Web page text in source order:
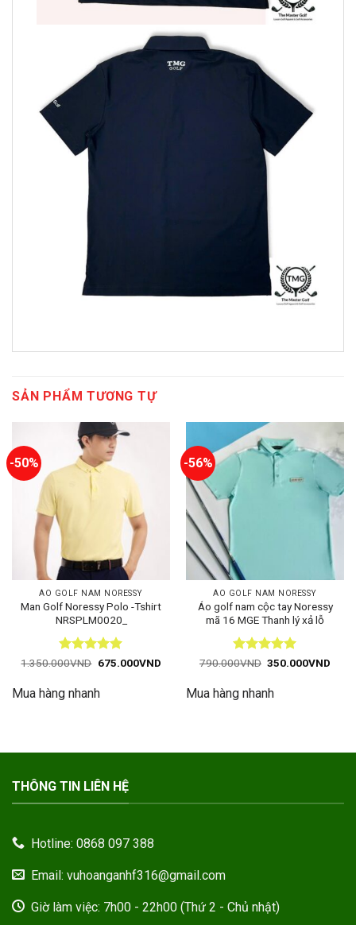
SẢN PHẨM TƯƠNG TỰ
-50%
ÁO GOLF NAM NORESSY
Man Golf Noressy Polo -Tshirt
NRSPLM0020_
Được xếp
sao
1.350.000VND Giá
1.350.000VND.
675.000VNDGiá
Mua hàng nhanh
-56%
ÁO GOLF NAM NORESSY
Áo golf nam cộc tay Noressy
mã 16 MGE Thanh lý xả lỗ
Được xếp
sao
790.000VND Giá
790.000VND.
350.000VND
Mua hàng nhanh
THÔNG TIN LIÊN HỆ
Hotline: 0868 097 388
Email: vuhoanganhf316@gmail.com
Giờ làm việc: 7h00 - 22h00 (Thứ 2 - Chủ nhật)